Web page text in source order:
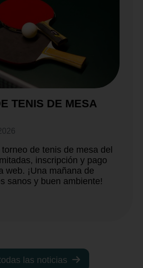
TENIS DE MESA
de tenis de mesa del
inscripción y pago
web. ¡Una mañana de
sanos y buen ambiente!
las noticias